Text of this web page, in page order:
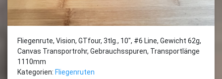
Fliegenrute, Vision, GTfour, 3tlg., 10", #6 Line, Gewicht 62g,
Canvas Transportrohr, Gebrauchsspuren, Transportlänge
1110mm
Kategorien: Fliegenruten